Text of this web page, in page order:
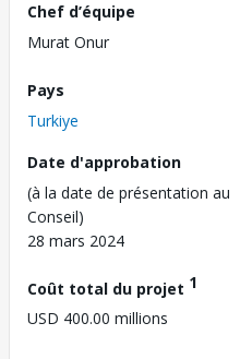
Chef d’équipe
Murat Onur
Pays
Turkiye
Date d'approbation
(à la date de présentation au
Conseil)
28 mars 2024
Coût total du projet 1
USD 400.00 millions